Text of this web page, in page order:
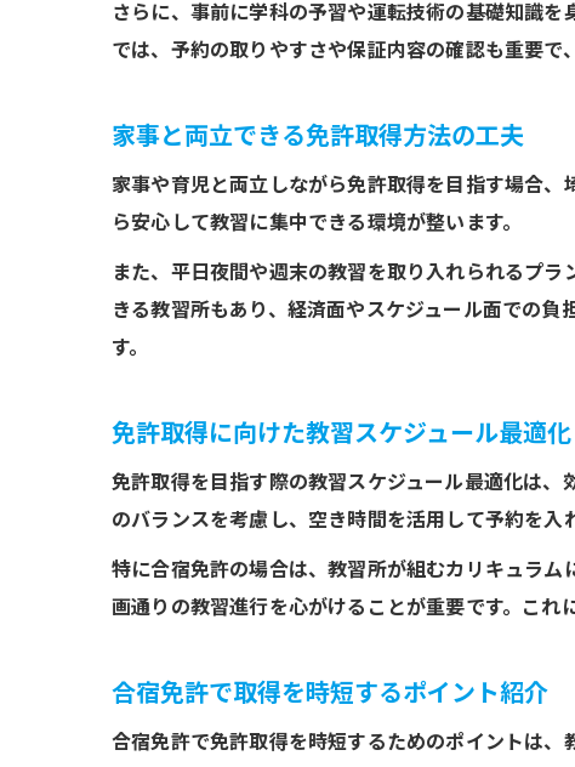
さらに、事前に学科の予習や運転技術の基礎知識
では、予約の取りやすさや保証内容の確認も重要で
家事と両立できる免許取得方法の工夫
家事や育児と両立しながら免許取得を目指す場合
ら安心して教習に集中できる環境が整います。
また、平日夜間や週末の教習を取り入れられるプ
きる教習所もあり、経済面やスケジュール面での
す。
免許取得に向けた教習スケジュール最適化
免許取得を目指す際の教習スケジュール最適化は
のバランスを考慮し、空き時間を活用して予約を入
特に合宿免許の場合は、教習所が組むカリキュラ
画通りの教習進行を心がけることが重要です。これ
合宿免許で取得を時短するポイント紹介
合宿免許で免許取得を時短するためのポイントは